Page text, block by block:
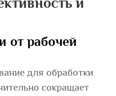
от рабочей
для обработки
сокращает